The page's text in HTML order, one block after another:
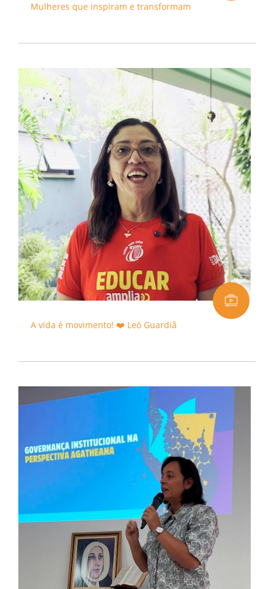
Mulheres que inspiram e transformam
A vida é movimento! ❤️ Leó Guardiã